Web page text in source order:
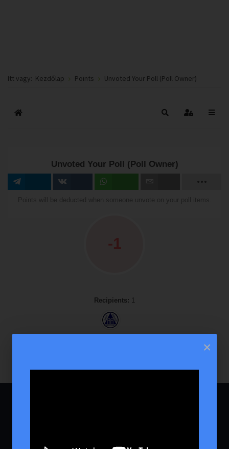
Itt vagy: Kezdőlap Points Unvoted Your Poll (Poll Owner)
Főoldal Keresés
Unvoted Your Poll (Poll Owner)
-1
Recipients: 1
×